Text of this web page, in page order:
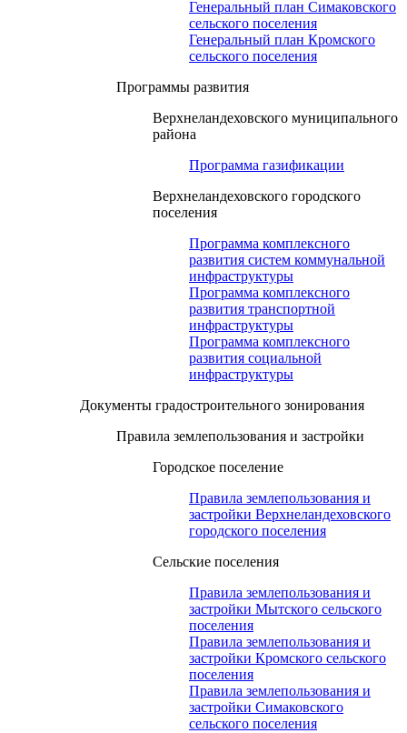
Генеральный план Симаковского
сельского поселения
Генеральный план Кромского
сельского поселения
Программы развития
Верхнеландеховского муниципального
района
Программа газификации
Верхнеландеховского городского
поселения
Программа комплексного
развития систем коммунальной
инфраструктуры
Программа комплексного
развития транспортной
инфраструктуры
Программа комплексного
развития социальной
инфраструктуры
Документы градостроительного зонирования
Правила землепользования и застройки
Городское поселение
Правила землепользования и
застройки Верхнеландеховского
городского поселения
Сельские поселения
Правила землепользования и
застройки Мытского сельского
поселения
Правила землепользования и
застройки Кромского сельского
поселения
Правила землепользования и
застройки Симаковского
сельского поселения